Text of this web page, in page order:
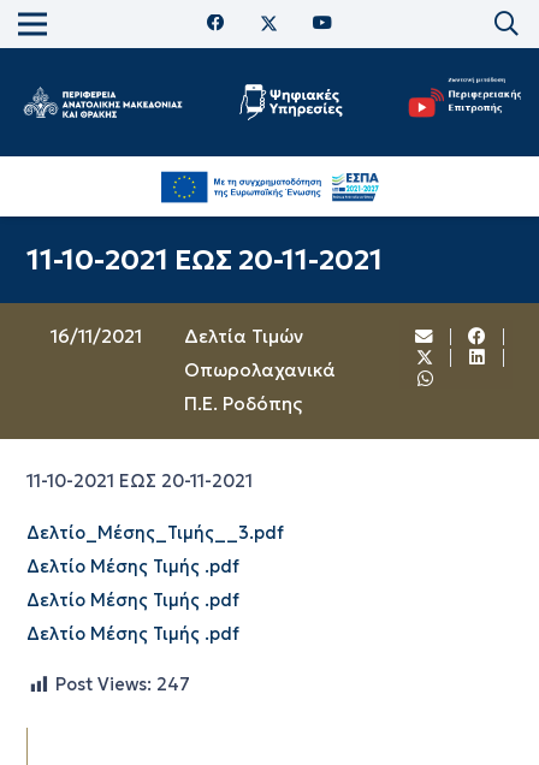
11-10-2021 ΕΩΣ 20-11-2021
16/11/2021
Δελτία Τιμών
Οπωρολαχανικά
Π.Ε. Ροδόπης
11-10-2021 ΕΩΣ 20-11-2021
Δελτίο_Μέσης_Τιμής__3.pdf
Δελτίο Μέσης Τιμής .pdf
Δελτίο Μέσης Τιμής .pdf
Δελτίο Μέσης Τιμής .pdf
Post Views: 247